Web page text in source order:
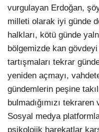
vurgulayan Erdoğan,
milleti olarak iyi günde
halkları, kötü günde
bölgemizde kan
tartışmaları tekrar
yeniden açmayı,
gündemlerin peşine
bulmadığımızı
Sosyal medya
psikolojik harekatlar